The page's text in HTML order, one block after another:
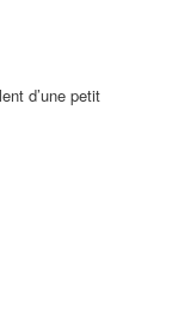
d’une petit